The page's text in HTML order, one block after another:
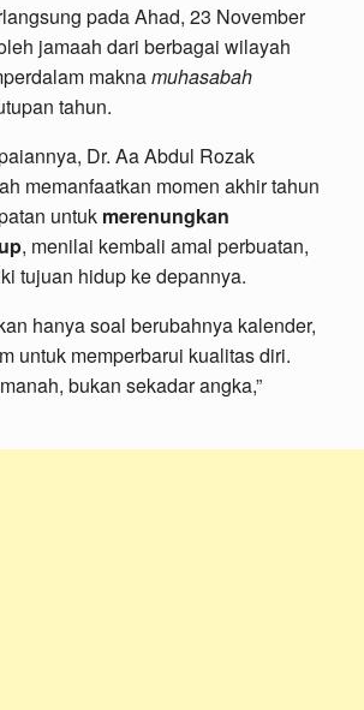
pada Ahad, 23 November
jamaah dari berbagai wilayah
maknamuhasabah
tahun.
Dr. Aa Abdul Rozak
memanfaatkan momen akhir tahun
untuk merenungkan
, menilai kembali amal perbuatan,
tujuan hidup ke depannya.
hanya soal berubahnya kalender,
untuk memperbarui kualitas diri.
bukan sekadar angka,”